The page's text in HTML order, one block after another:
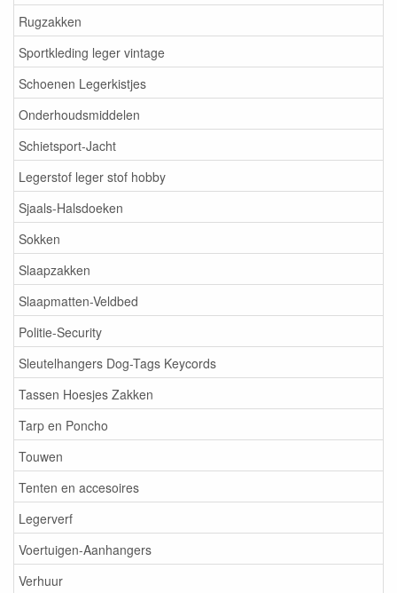
Rugzakken
Sportkleding leger vintage
Schoenen Legerkistjes
Onderhoudsmiddelen
Schietsport-Jacht
Legerstof leger stof hobby
Sjaals-Halsdoeken
Sokken
Slaapzakken
Slaapmatten-Veldbed
Politie-Security
Sleutelhangers Dog-Tags Keycords
Tassen Hoesjes Zakken
Tarp en Poncho
Touwen
Tenten en accesoires
Legerverf
Voertuigen-Aanhangers
Verhuur